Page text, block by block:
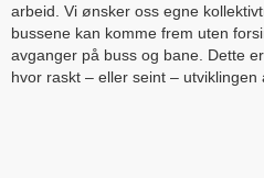
arbeid. Vi ønsker oss egne
bussene kan komme frem uten
avganger på buss og bane. Dette
hvor raskt – eller seint –